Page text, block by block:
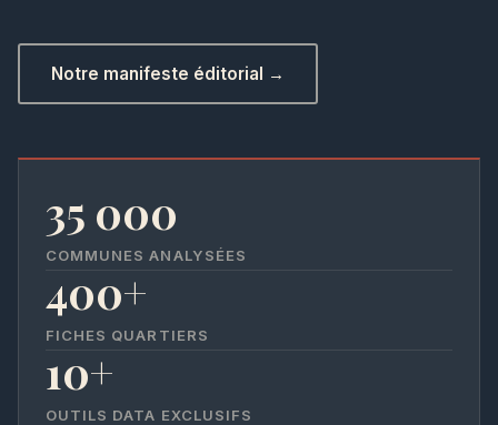
Notre manifeste éditorial →
35 000
COMMUNES ANALYSÉES
400+
FICHES QUARTIERS
10+
OUTILS DATA EXCLUSIFS